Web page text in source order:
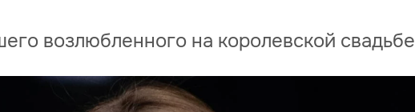
возлюбленного на королевской свадьбе